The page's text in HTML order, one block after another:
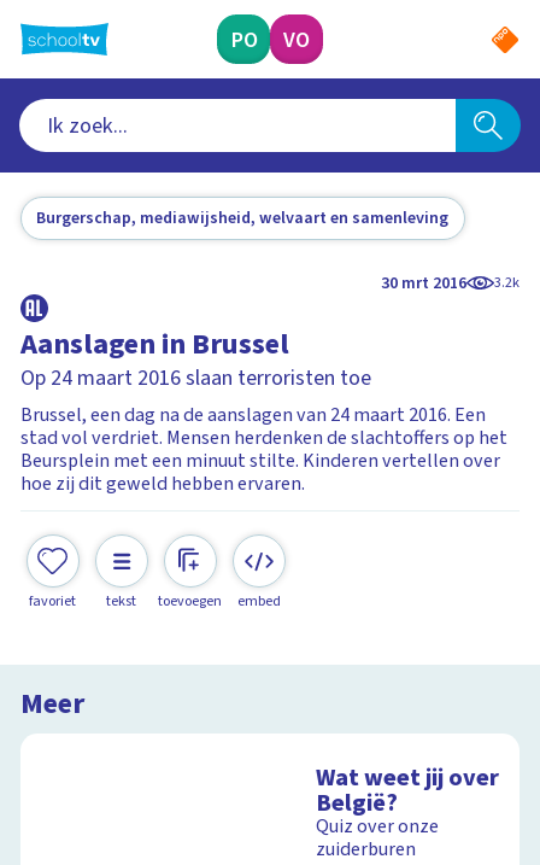
naar
hoofdinhoud
PO VO
Burgerschap, mediawijsheid, welvaart en samenleving
30 mrt 2016 3.2k
Aanslagen in Brussel
Op 24 maart 2016 slaan terroristen toe
Brussel, een dag na de aanslagen van 24 maart 2016. Een
stad vol verdriet. Mensen herdenken de slachtoffers op het
Beursplein met een minuut stilte. Kinderen vertellen over
hoe zij dit geweld hebben ervaren.
favoriet tekst toevoegen embed
Meer
Wat weet jij over
België?
Quiz over onze
zuiderburen